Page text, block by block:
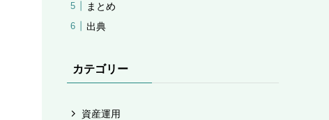
まとめ
出典
カテゴリー
資産運用